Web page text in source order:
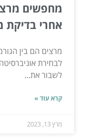
מחפשים
אחרי בדיקת
מרצים הם בין
לבחירת
לשבור את...
קרא עוד »
מרץ 13, 2023